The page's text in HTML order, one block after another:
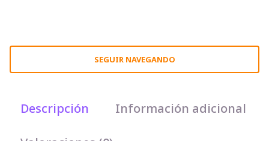
SEGUIR NAVEGANDO
Descripción Información adicional